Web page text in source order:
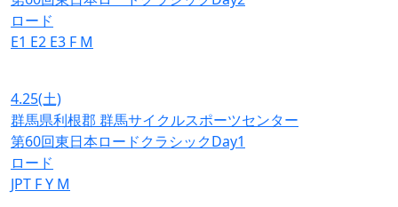
ロード
E1 E2 E3 F M
4.25(土)
群馬県利根郡 群馬サイクルスポーツセンター
第60回東日本ロードクラシックDay1
ロード
JPT FY M